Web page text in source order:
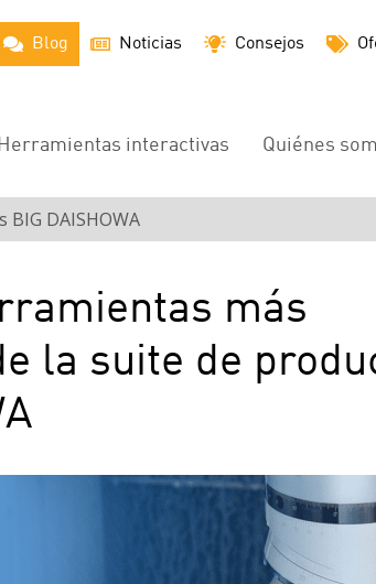
Blog Noticias Consejos
Herramientas interactivas Quiénes
DAISHOWA
más
la suite de